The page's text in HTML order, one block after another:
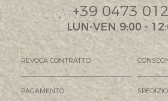
+39 0473
LUN-VEN 9:00 -
REVOCA CONTRATTO
PAGAMENTO